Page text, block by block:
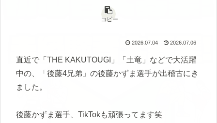
コピー
2026.07.04 2026.07.06
直近で「THE KAKUTOUGI」「土竜」などで大活躍
中の、「後藤4兄弟」の後藤かずま選手が出稽古にき
ました。
後藤かずま選手、TikTokも頑張ってます笑